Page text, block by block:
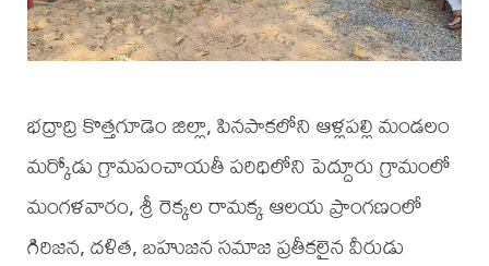
భద్రాద్రి కొత్తగూడెం జిల్లా, పినపాకలోని ఆళ్లపల్లి మండలం
మర్కోడు గ్రామపంచాయతీ పరిధిలోని పెద్దూరు గ్రామంలో
మంగళవారం, శ్రీ రెక్కల రామక్క ఆలయ ప్రాంగణంలో
గిరిజన, దళిత, బహుజన సమాజ ప్రతీకలైన వీరుడు